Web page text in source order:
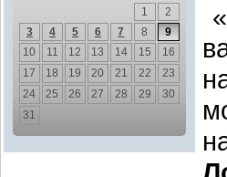
1
2
3
4 5 6 7 8
9
10
11 12 13 14 15
16
17
18 19 20 21 22
23
24
25 26 27 28 29
30
31